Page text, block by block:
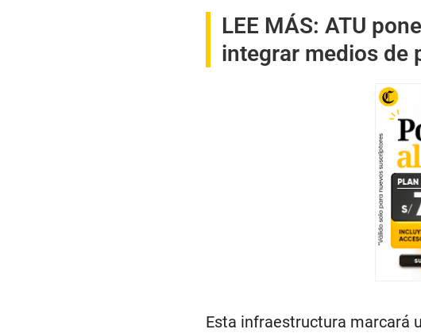
LEE MÁS: ATU
integrar medios de
Esta infraestructura marcará